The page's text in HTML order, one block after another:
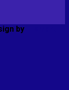
by